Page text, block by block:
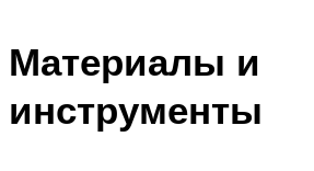
Материалы и
инструменты